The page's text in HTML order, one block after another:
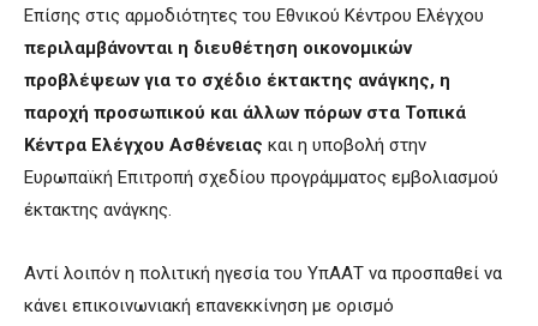
Επίσης στις αρμοδιότητες του Εθνικού Κέντρου Ελέγχου
περιλαμβάνονται η διευθέτηση οικονομικών
προβλέψεων για το σχέδιο έκτακτης ανάγκης, η
παροχή προσωπικού και άλλων πόρων στα Τοπικά
Κέντρα Ελέγχου Ασθένειας και η υποβολή στην
Ευρωπαϊκή Επιτροπή σχεδίου προγράμματος εμβολιασμού
έκτακτης ανάγκης.
Αντί λοιπόν η πολιτική ηγεσία του ΥπΑΑΤ να προσπαθεί να
κάνει επικοινωνιακή επανεκκίνηση με ορισμό